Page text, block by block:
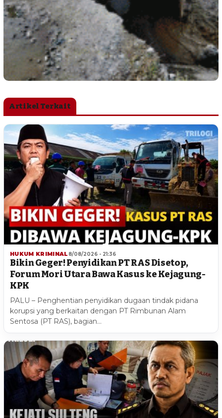
Artikel Terkait
HUKUM KRIMINAL 8/08/2026 - 21:36
Bikin Geger! Penyidikan PT RAS Disetop,
Forum Mori Utara Bawa Kasus ke Kejagung-
KPK
PALU – Penghentian penyidikan dugaan tindak pidana
korupsi yang berkaitan dengan PT Rimbunan Alam
Sentosa (PT RAS), bagian…